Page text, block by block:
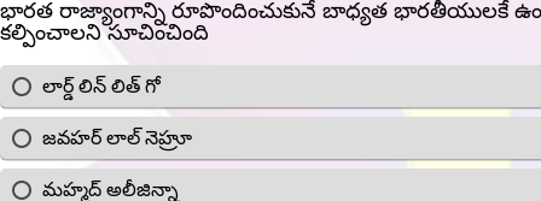
భారత రాజ్యాంగాన్ని రూపొందించుకునే బాధ్యత భారతీయులకే
కల్పించాలని సూచించింది
లార్డ్ లిన్ లిత్ గో
జవహర్ లాల్ నెహ్రూ
మహ్మద్ అలీజిన్నా